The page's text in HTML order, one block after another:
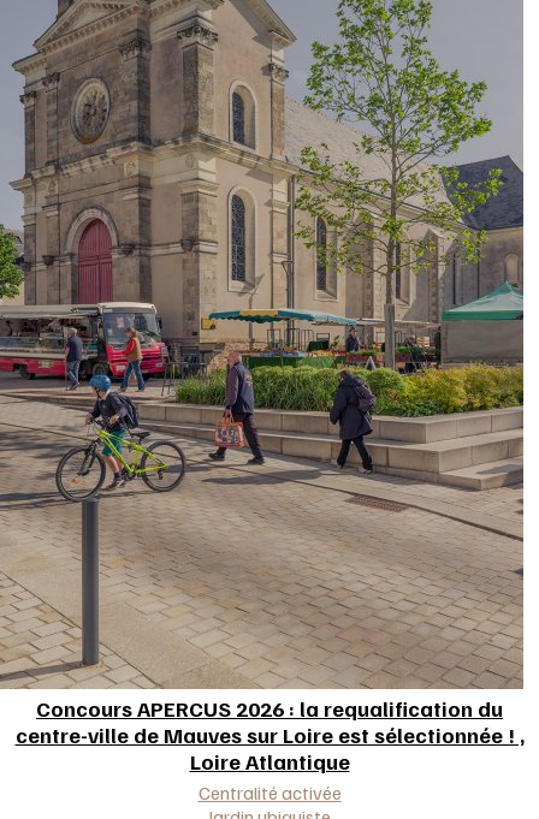
Concours APERCUS 2026 : la requalification du
centre-ville de Mauves sur Loire est sélectionnée ! ,
Loire Atlantique
Centralité activée